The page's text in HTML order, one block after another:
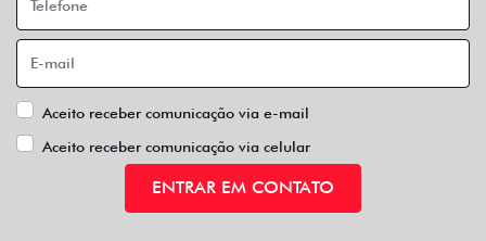
Aceito receber comunicação via e-mail
Aceito receber comunicação via celular
ENTRAR EM CONTATO